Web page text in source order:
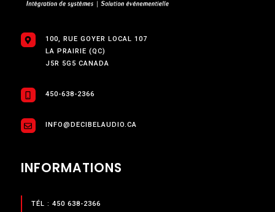
100, RUE GOYER LOCAL 107
LA PRAIRIE (QC)
J5R 5G5 CANADA
450-638-2366
INFO@DECIBELAUDIO.CA
INFORMATIONS
TÉL : 450 638-2366